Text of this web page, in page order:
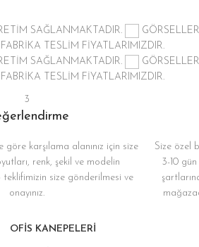
SAĞLANMAKTADIR.
TESLİM FİYATLARIMIZDIR.
SAĞLANMAKTADIR.
TESLİM FİYATLARIMIZDIR.
3
karşılama alanınız için size
renk, şekil ve modelin
teklifimizin size gönderilmesi ve
onayınız.
Size özel
3-10
OFIS KANEPELERI